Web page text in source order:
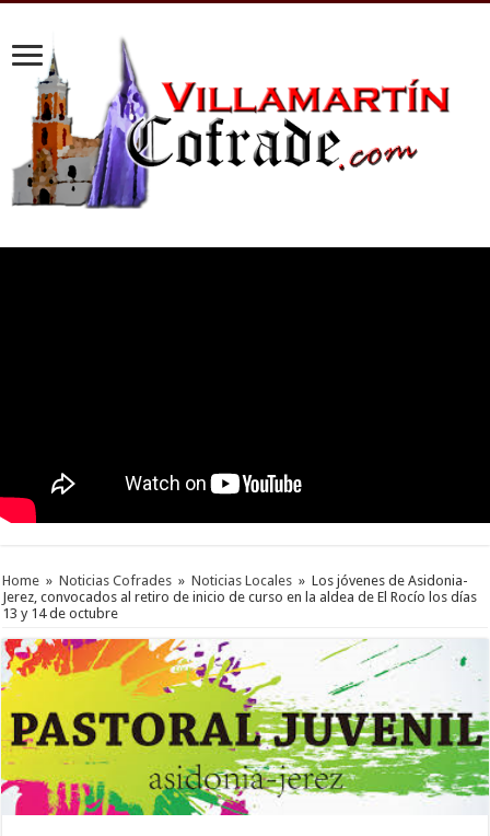
Home » Noticias Cofrades » Noticias Locales » Los jóvenes de Asidonia-
Jerez, convocados al retiro de inicio de curso en la aldea de El Rocío los días
13 y 14 de octubre